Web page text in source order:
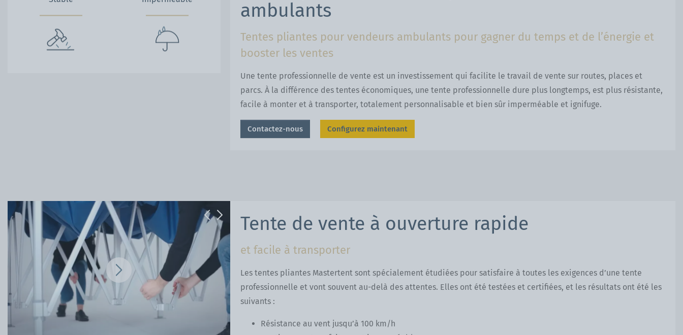
ambulants
Tentes pliantes pour vendeurs ambulants pour gagner du temps et de l’énergie et
booster les ventes
Une tente professionnelle de vente est un investissement qui facilite le travail de vente sur routes, places et
parcs. À la différence des tentes économiques, une tente professionnelle dure plus longtemps, est plus résistante,
facile à monter et à transporter, totalement personnalisable et bien sûr imperméable et ignifuge.
Contactez-nous Configurez maintenant
Tente de vente à ouverture rapide
et facile à transporter
Les tentes pliantes Mastertent sont spécialement étudiées pour satisfaire à toutes les exigences d’une tente
professionnelle et vont souvent au-delà des attentes. Elles ont été testées et certifiées, et les résultats ont été les
suivants :
Résistance au vent jusqu’à 100 km/h
Previous
Next